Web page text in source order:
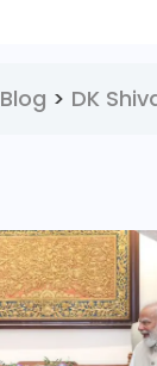
Blog > DK